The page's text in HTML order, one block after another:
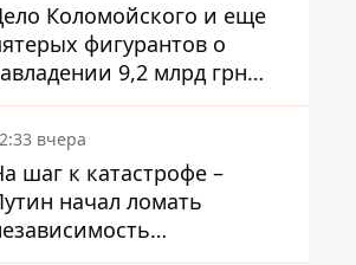
Коломойского и еще
фигурантов о
9,2 млрд грн
направили в
вчера
шаг к катастрофе –
начал ломать
Центробанка,